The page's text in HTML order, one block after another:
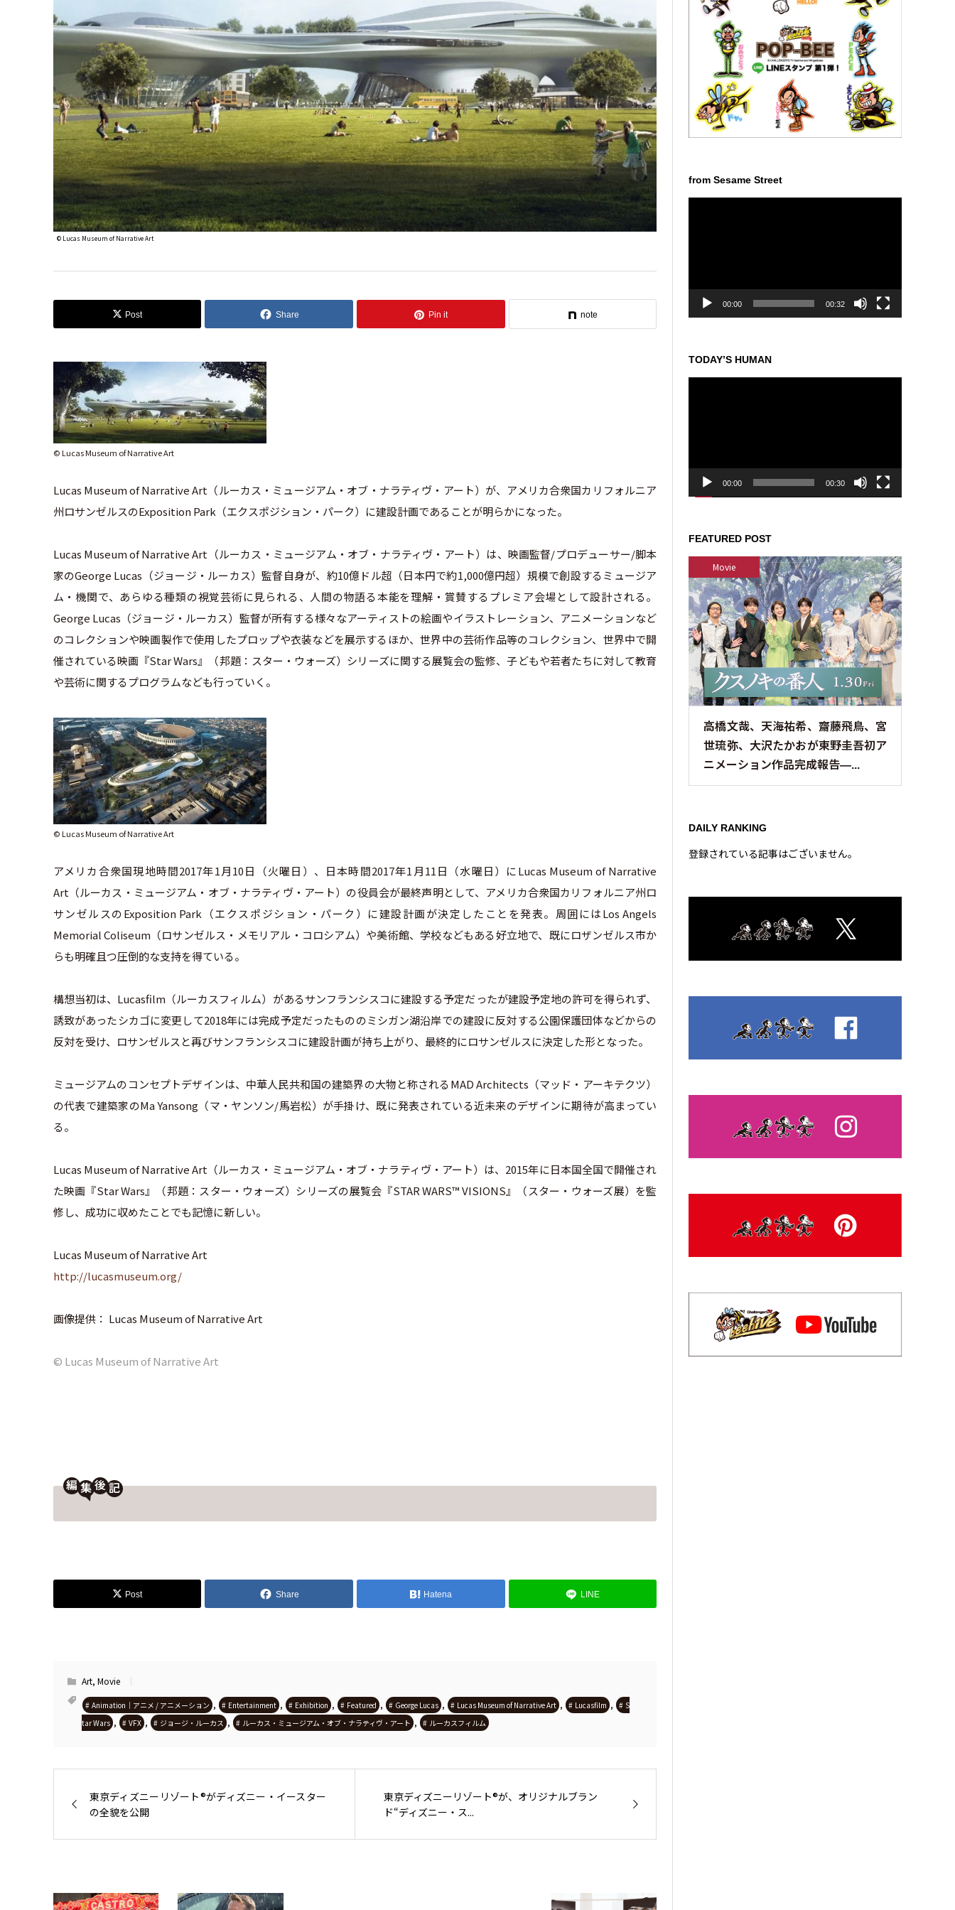
© Lucas Museum of Narrative Art
Post Share Pin it note
© Lucas Museum of Narrative Art
Lucas Museum of Narrative Art（ルーカス・ミュージアム・オブ・ナラティヴ・アート）が、アメリカ合衆国カリフォルニア
州ロサンゼルスのExposition Park（エクスポジション・パーク）に建設計画であることが明らかになった。
Lucas Museum of Narrative Art（ルーカス・ミュージアム・オブ・ナラティヴ・アート）は、映画監督/プロデューサー/脚本
家のGeorge Lucas（ジョージ・ルーカス）監督自身が、約10億ドル超（日本円で約1,000億円超）規模で創設するミュージア
ム・機関で、あらゆる種類の視覚芸術に見られる、人間の物語る本能を理解・賞賛するプレミア会場として設計される。
George Lucas（ジョージ・ルーカス）監督が所有する様々なアーティストの絵画やイラストレーション、アニメーションなど
のコレクションや映画製作で使用したプロップや衣装などを展示するほか、世界中の芸術作品等のコレクション、世界中で開
催されている映画『Star Wars』（邦題：スター・ウォーズ）シリーズに関する展覧会の監修、子どもや若者たちに対して教育
や芸術に関するプログラムなども行っていく。
© Lucas Museum of Narrative Art
アメリカ合衆国現地時間2017年1月10日（火曜日）、日本時間2017年1月11日（水曜日）にLucas Museum of Narrative
Art（ルーカス・ミュージアム・オブ・ナラティヴ・アート）の役員会が最終声明として、アメリカ合衆国カリフォルニア州ロ
サンゼルスのExposition Park（エクスポジション・パーク）に建設計画が決定したことを発表。周囲にはLos Angels
Memorial Coliseum（ロサンゼルス・メモリアル・コロシアム）や美術館、学校などもある好立地で、既にロザンゼルス市か
らも明確且つ圧倒的な支持を得ている。
構想当初は、Lucasfilm（ルーカスフィルム）があるサンフランシスコに建設する予定だったが建設予定地の許可を得られず、
誘致があったシカゴに変更して2018年には完成予定だったもののミシガン湖沿岸での建設に反対する公園保護団体などからの
反対を受け、ロサンゼルスと再びサンフランシスコに建設計画が持ち上がり、最終的にロサンゼルスに決定した形となった。
ミュージアムのコンセプトデザインは、中華人民共和国の建築界の大物と称されるMAD Architects（マッド・アーキテクツ）
の代表で建築家のMa Yansong（マ・ヤンソン/馬岩松）が手掛け、既に発表されている近未来のデザインに期待が高まってい
る。
Lucas Museum of Narrative Art（ルーカス・ミュージアム・オブ・ナラティヴ・アート）は、2015年に日本国全国で開催され
た映画『Star Wars』（邦題：スター・ウォーズ）シリーズの展覧会『STAR WARS™ VISIONS』（スター・ウォーズ展）を監
修し、成功に収めたことでも記憶に新しい。
Lucas Museum of Narrative Art
http://lucasmuseum.org/
画像提供： Lucas Museum of Narrative Art
© Lucas Museum of Narrative Art
編 後
Post Share Hatena LINE
Art, Movie
Animation｜アニメ / アニメーション , Entertainment , Exhibition , Featured , George Lucas , Lucas Museum of Narrative Art , Lucasfilm ,
S
tar Wars , VFX , ジョージ・ルーカス , ルーカス・ミュージアム・オブ・ナラティヴ・アート , ルーカスフィルム
東京ディズニーリゾート®がディズニー・イースター
の全貌を公開
東京ディズニーリゾート®が、オリジナルブラン
ド“ディズニー・ス...
from Sesame Street
00:00 00:32
TODAY’S HUMAN
00:00 00:30
FEATURED POST
Movie
高橋文哉、天海祐希、齋藤飛鳥、宮
世琉弥、大沢たかおが東野圭吾初ア
ニメーション作品完成報告—...
DAILY RANKING
登録されている記事はございません。